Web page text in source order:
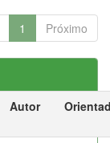
1 Próximo
Autor